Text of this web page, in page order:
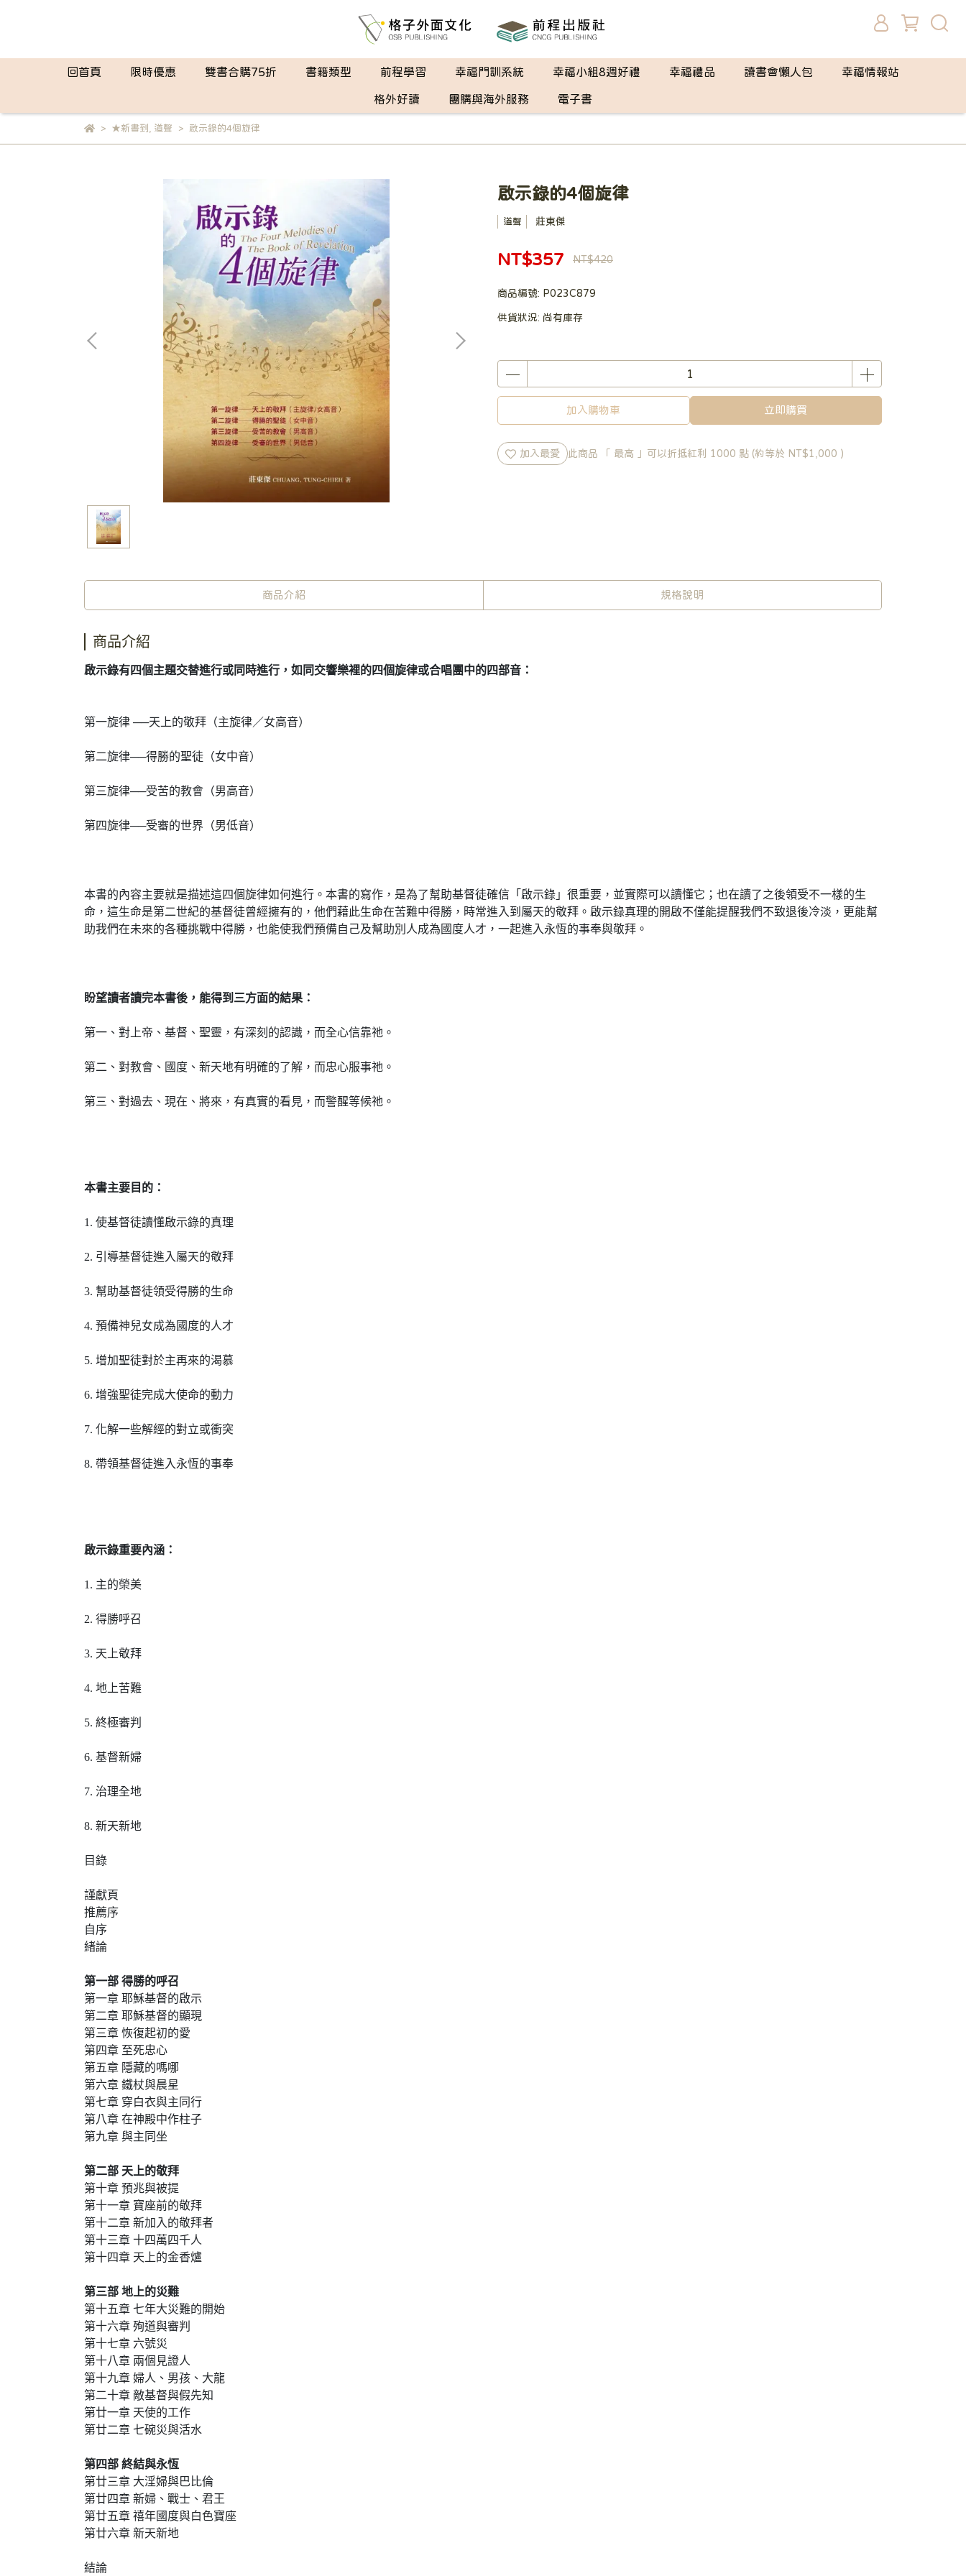
回首頁 限時優惠 雙書合購75折 書籍類型 前程學習 幸福門訓系統 幸福小組8週好禮 幸福禮品 讀書會懶人包 幸福情報站
格外好讀 團購與海外服務 電子書
★新書到 道聲 啟示錄的4個旋律
啟示錄的4個旋律
道聲 莊東傑
NT$357 NT$420
商品編號: P023C879
供貨狀況: 尚有庫存
加入購物車 立即購買
加入最愛 此商品 「 最高 」可以折抵紅利 1000 點 (約等於 NT$1,000 )
商品介紹 規格說明
商品介紹
啟示錄有四個主題交替進行或同時進行，如同交響樂裡的四個旋律或合唱團中的四部音：
第一旋律 ──天上的敬拜（主旋律／女高音）
第二旋律──得勝的聖徒（女中音）
第三旋律──受苦的教會（男高音）
第四旋律──受審的世界（男低音）
本書的內容主要就是描述這四個旋律如何進行。本書的寫作，是為了幫助基督徒確信「啟示錄」很重要，並實際可以讀懂它；也在讀了之後領受不一樣的生
命，這生命是第二世紀的基督徒曾經擁有的，他們藉此生命在苦難中得勝，時常進入到屬天的敬拜。啟示錄真理的開啟不僅能提醒我們不致退後冷淡，更能幫
助我們在未來的各種挑戰中得勝，也能使我們預備自己及幫助別人成為國度人才，一起進入永恆的事奉與敬拜。
盼望讀者讀完本書後，能得到三方面的結果：
第一、對上帝、基督、聖靈，有深刻的認識，而全心信靠祂。
第二、對教會、國度、新天地有明確的了解，而忠心服事祂。
第三、對過去、現在、將來，有真實的看見，而警醒等候祂。
本書主要目的：
1. 使基督徒讀懂啟示錄的真理
2. 引導基督徒進入屬天的敬拜
3. 幫助基督徒領受得勝的生命
4. 預備神兒女成為國度的人才
5. 增加聖徒對於主再來的渴慕
6. 增強聖徒完成大使命的動力
7. 化解一些解經的對立或衝突
8. 帶領基督徒進入永恆的事奉
啟示錄重要內涵：
1. 主的榮美
2. 得勝呼召
3. 天上敬拜
4. 地上苦難
5. 終極審判
6. 基督新婦
7. 治理全地
8. 新天新地
目錄
謹獻頁
推薦序
自序
緒論
第一部 得勝的呼召
第一章 耶穌基督的啟示
第二章 耶穌基督的顯現
第三章 恢復起初的愛
第四章 至死忠心
第五章 隱藏的嗎哪
第六章 鐵杖與晨星
第七章 穿白衣與主同行
第八章 在神殿中作柱子
第九章 與主同坐
第二部 天上的敬拜
第十章 預兆與被提
第十一章 寶座前的敬拜
第十二章 新加入的敬拜者
第十三章 十四萬四千人
第十四章 天上的金香爐
第三部 地上的災難
第十五章 七年大災難的開始
第十六章 殉道與審判
第十七章 六號災
第十八章 兩個見證人
第十九章 婦人、男孩、大龍
第二十章 敵基督與假先知
第廿一章 天使的工作
第廿二章 七碗災與活水
第四部 終結與永恆
第廿三章 大淫婦與巴比倫
第廿四章 新婦、戰士、君王
第廿五章 禧年國度與白色寶座
第廿六章 新天新地
結論